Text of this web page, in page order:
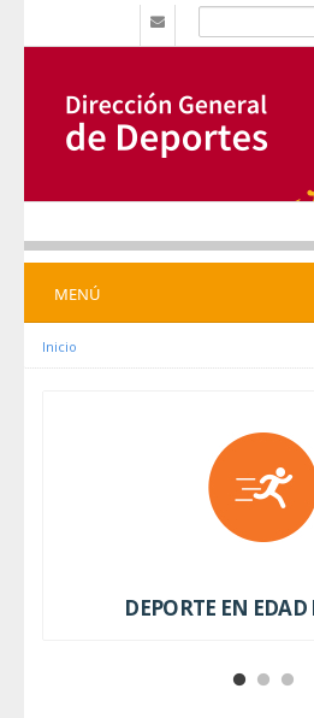
Ugrás a tartalomhoz
MENÚ
Inicio
DEPORTE EN EDAD